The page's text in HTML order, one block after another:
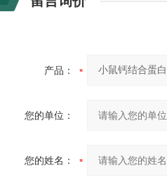
产品：
您的单位：
您的姓名：